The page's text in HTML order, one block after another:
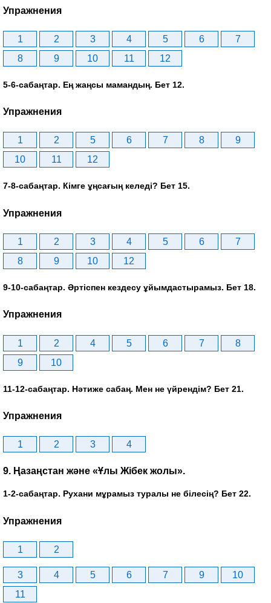
Упражнения
1 2 3 4 5 6
7
8
9 10 11 12
5-6-сабаңтар. Ең жаңсы мамандың. Бет 12.
Упражнения
1 2 5 6 7 8
9
10
11 12
7-8-сабаңтар. Кімге ұңсағың келеді? Бет 15.
Упражнения
1 2 3 4 5 6
7
8
9 10 12
9-10-сабаңтар. Әртіспен кездесу ұйымдастырамыз. Бет 18.
Упражнения
1 2 4 5 6 7
8
9
10
11-12-сабаңтар. Нәтиже сабаң. Мен не үйрендім? Бет 21.
Упражнения
1 2 3 4
9. Ңазаңстан және «Ұлы Жібек жолы».
1-2-сабаңтар. Рухани мұрамыз туралы не білесің? Бет 22.
Упражнения
1 2
3 4 5 6 7 9
10
11